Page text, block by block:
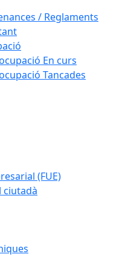
/ Reglaments
En curs
Tancades
(FUE)
ciutadà